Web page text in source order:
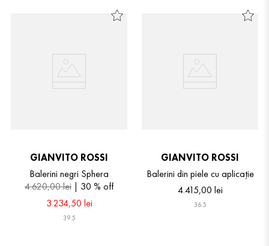
GIANVITO ROSSI
Balerini negri Sphera
4.620,00lei 30 % off
3.234,50 lei
39.5
GIANVITO ROSSI
Balerini din piele cu aplicație
4.415,00 lei
36.5